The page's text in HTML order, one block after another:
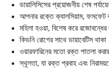
ডায়ালিসিসের প্রয়োজনীয় শেষ
আপনার রক্তে ক্যালসিয়াম, ফসফেট
মহিলা হওয়া, বিশেষ করে রজোবন্ধের
কিডনি রোগের সাথে ডায়াবেটিস থাকা
ওয়ারফারিনের মতো রক্ত পাতলা করার
স্থূলতা, যা রক্ত ​​প্রবাহ এবং